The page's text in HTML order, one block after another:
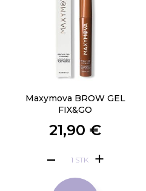
Maxymova BROW GEL
FIX&GO
21,90 €
STK